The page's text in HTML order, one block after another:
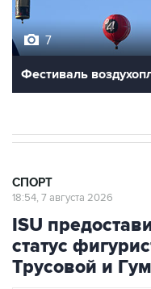
7
Фестиваль
СПОРТ
18:54, 7 августа 2026
ISU
статус
Трусовой и